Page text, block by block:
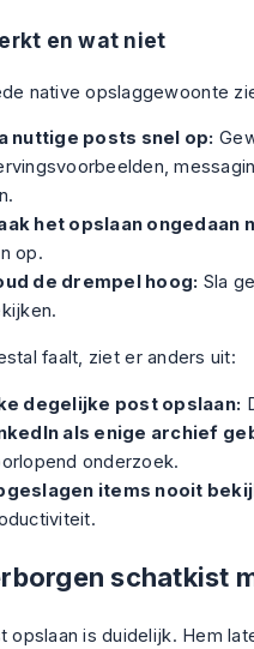
en wat niet
native opslaggewoonte
nuttige posts snel op:
het opslaan ongedaan
op.
de drempel hoog: Sla
faalt, ziet er anders uit:
degelijke post opslaan:
als enige archief
onderzoek.
items nooit
schatkist
opslaan is duidelijk. Hem